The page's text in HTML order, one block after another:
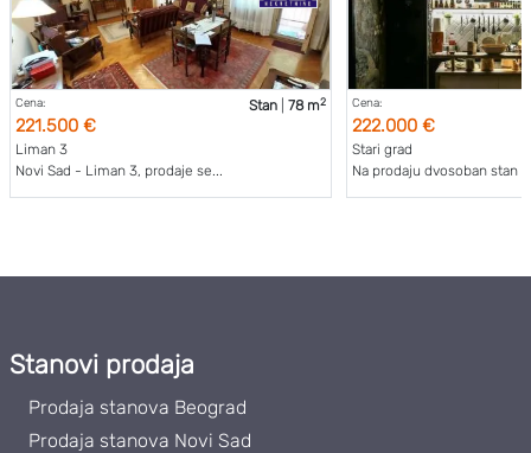
Cena:
221.500 €
Stan| 78 m2
Liman 3
Novi Sad - Liman 3, prodaje se...
Cena:
222.000 €
Stari grad
Na prodaju dvosoban stan
Stanovi prodaja
Prodaja stanova Beograd
Prodaja stanova Novi Sad